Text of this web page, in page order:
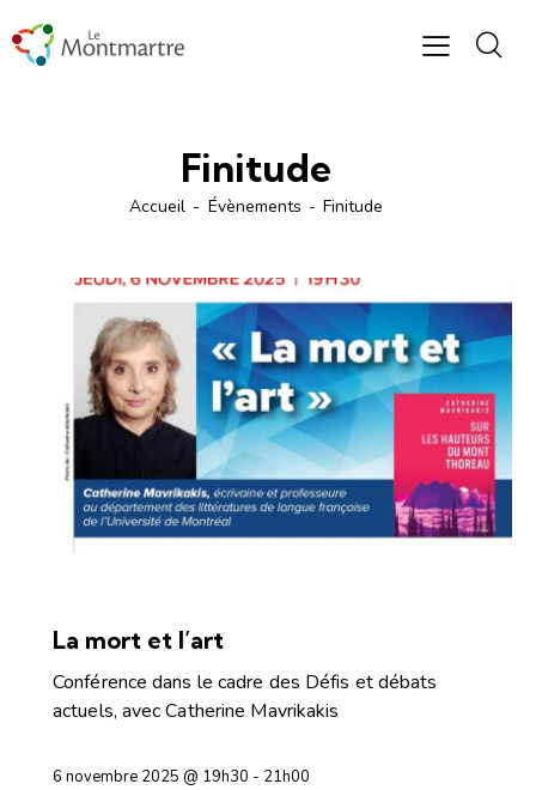
Finitude
Accueil Évènements Finitude
La mort et l’art
Conférence dans le cadre des Défis et débats
actuels, avec Catherine Mavrikakis
6 novembre 2025 @ 19h30 - 21h00